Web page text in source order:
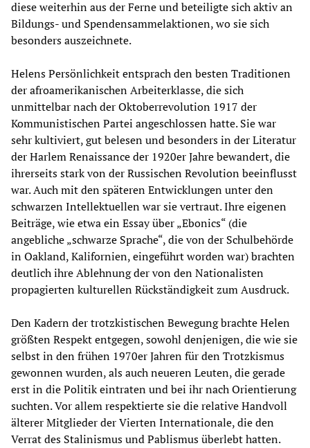
diese weiterhin aus der Ferne und beteiligte sich aktiv an
Bildungs- und Spendensammelaktionen, wo sie sich
besonders auszeichnete.
Helens Persönlichkeit entsprach den besten Traditionen
der afroamerikanischen Arbeiterklasse, die sich
unmittelbar nach der Oktoberrevolution 1917 der
Kommunistischen Partei angeschlossen hatte. Sie war
sehr kultiviert, gut belesen und besonders in der Literatur
der Harlem Renaissance der 1920er Jahre bewandert, die
ihrerseits stark von der Russischen Revolution beeinflusst
war. Auch mit den späteren Entwicklungen unter den
schwarzen Intellektuellen war sie vertraut. Ihre eigenen
Beiträge, wie etwa ein Essay über „Ebonics“ (die
angebliche „schwarze Sprache“, die von der Schulbehörde
in Oakland, Kalifornien, eingeführt worden war) brachten
deutlich ihre Ablehnung der von den Nationalisten
propagierten kulturellen Rückständigkeit zum Ausdruck.
Den Kadern der trotzkistischen Bewegung brachte Helen
größten Respekt entgegen, sowohl denjenigen, die wie sie
selbst in den frühen 1970er Jahren für den Trotzkismus
gewonnen wurden, als auch neueren Leuten, die gerade
erst in die Politik eintraten und bei ihr nach Orientierung
suchten. Vor allem respektierte sie die relative Handvoll
älterer Mitglieder der Vierten Internationale, die den
Verrat des Stalinismus und Pablismus überlebt hatten.